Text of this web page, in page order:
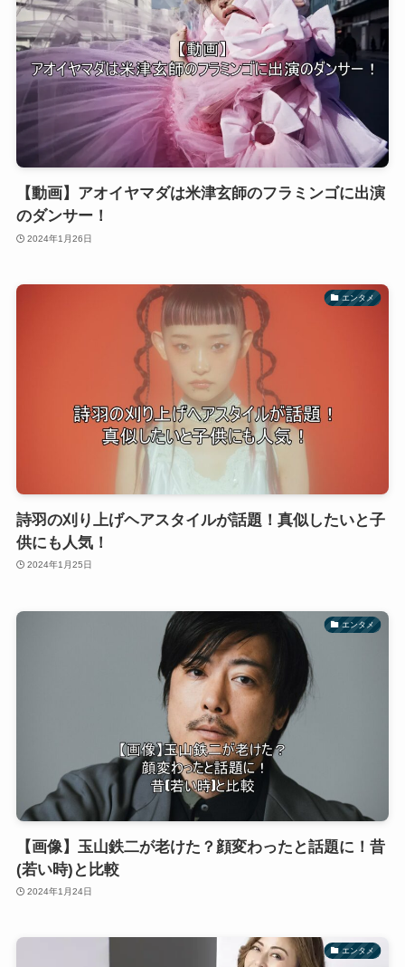
【動画】アオイヤマダは米津玄師のフラミンゴに出演
のダンサー！
2024年1月26日
エンタメ
詩羽の刈り上げヘアスタイルが話題！真似したいと子
供にも人気！
2024年1月25日
エンタメ
【画像】玉山鉄二が老けた？顔変わったと話題に！昔
(若い時)と比較
2024年1月24日
エンタメ